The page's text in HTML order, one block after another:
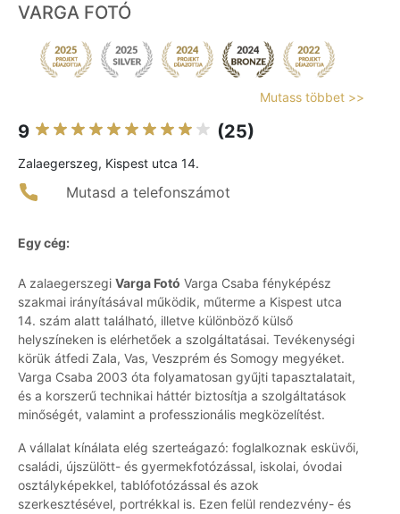
VARGA FOTÓ
Mutass többet >>
9 (25)
Zalaegerszeg, Kispest utca 14.
Mutasd a telefonszámot
Egy cég:
A zalaegerszegi Varga Fotó Varga Csaba fényképész
szakmai irányításával működik, műterme a Kispest utca
14. szám alatt található, illetve különböző külső
helyszíneken is elérhetőek a szolgáltatásai. Tevékenységi
körük átfedi Zala, Vas, Veszprém és Somogy megyéket.
Varga Csaba 2003 óta folyamatosan gyűjti tapasztalatait,
és a korszerű technikai háttér biztosítja a szolgáltatások
minőségét, valamint a professzionális megközelítést.
A vállalat kínálata elég szerteágazó: foglalkoznak esküvői,
családi, újszülött- és gyermekfotózással, iskolai, óvodai
osztályképekkel, tablófotózással és azok
szerkesztésével, portrékkal is. Ezen felül rendezvény- és